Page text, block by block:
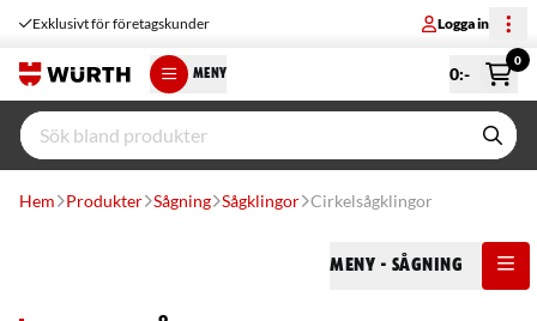
Exklusivt för företagskunder Logga in
MENY 0:-
0
Hem Produkter Sågning Sågklingor Cirkelsågklingor
Meny - Sågning